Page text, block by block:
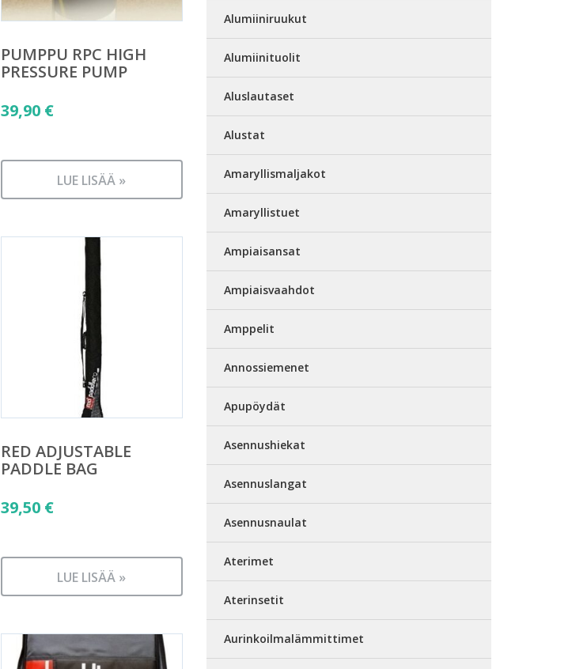
PUMPPU RPC HIGH
PRESSURE PUMP
39,90 €
LUE LISÄÄ »
RED ADJUSTABLE
PADDLE BAG
39,50 €
LUE LISÄÄ »
Alumiiniruukut
Alumiinituolit
Aluslautaset
Alustat
Amaryllismaljakot
Amaryllistuet
Ampiaisansat
Ampiaisvaahdot
Amppelit
Annossiemenet
Apupöydät
Asennushiekat
Asennuslangat
Asennusnaulat
Aterimet
Aterinsetit
Aurinkoilmalämmittimet